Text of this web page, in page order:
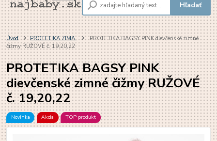
Hľadať
Úvod PROTETIKA ZIMA
PROTETIKA BAGSY PINK dievčenské zimné
čižmy RUŽOVÉ č. 19,20,22
PROTETIKA BAGSY PINK
dievčenské zimné čižmy RUŽOVÉ
č. 19,20,22
Novinka Akcia TOP produkt